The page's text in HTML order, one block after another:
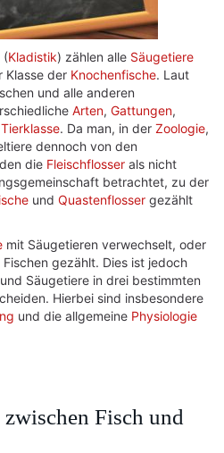
(Kladistik) zählen alle Säugetiere
Klasse der Knochenfische. Laut
und alle anderen
Arten, Gattungen,
Tierklasse. Da man, in der Zoologie,
dennoch von den
die Fleischflosser als nicht
betrachtet, zu der
und Quastenflosser gezählt
mit Säugetieren verwechselt, oder
Fischen gezählt. Dies ist jedoch
Säugetiere in drei bestimmten
Hierbei sind insbesondere
und die allgemeine Physiologie
Fisch und